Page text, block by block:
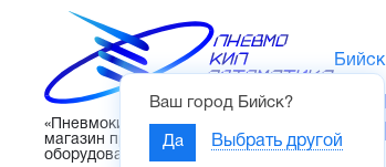
«Пневмокипавтоматика» – интернет-
магазин промышленного
оборудования
Бийск
Ваш город Бийск?
Да Выбрать другой